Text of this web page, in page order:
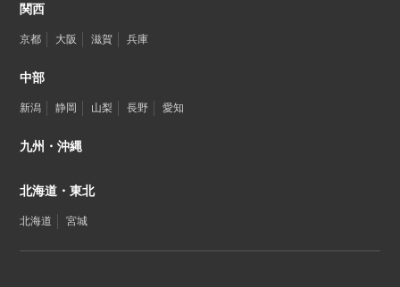
関西
京都 大阪 滋賀 兵庫
中部
新潟 静岡 山梨 長野 愛知
九州・沖縄
北海道・東北
北海道 宮城